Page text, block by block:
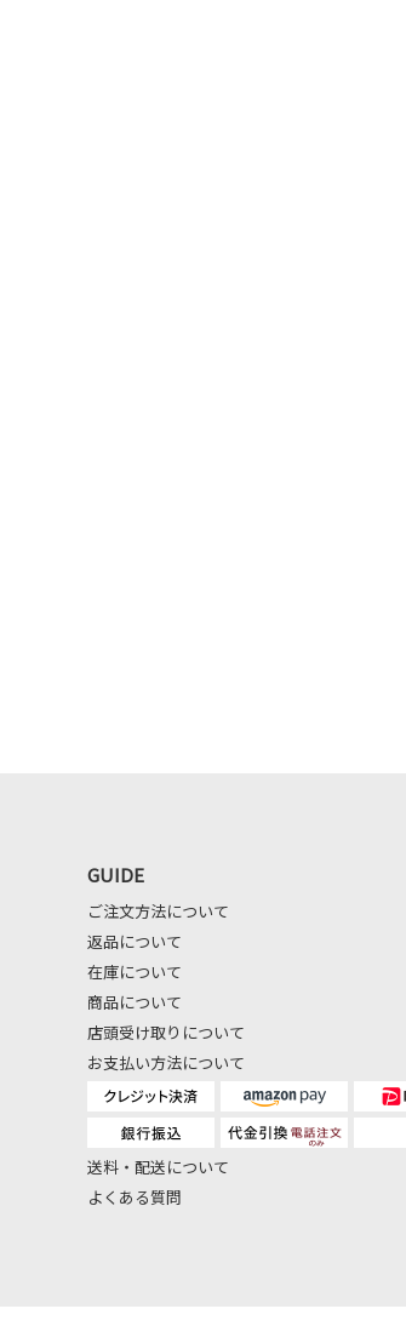
GUIDE
ご注文方法について
返品について
在庫について
商品について
店頭受け取りについて
お支払い方法について
送料・配送について
よくある質問